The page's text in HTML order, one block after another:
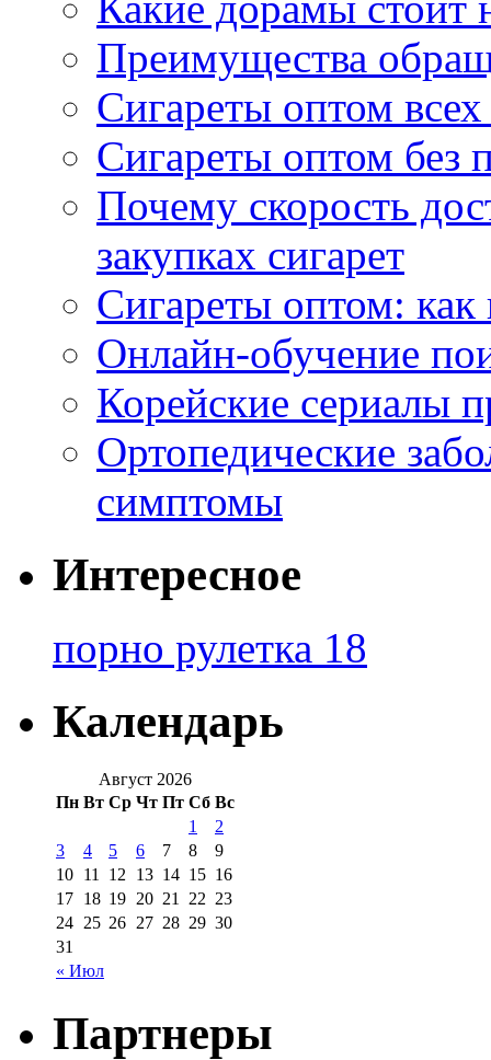
Преимущества
Сигареты оптом
Сигареты оптом без
Почему скорость
закупках сигарет
Сигареты оптом:
Онлайн-обучение
Корейские сериалы
Ортопедические
симптомы
Интересное
порно рулетка 18
Календарь
Август 2026
Пн Вт Ср Чт Пт Сб Вс
« Июл
1
2
3
4 5 6 7 8
9
10 11 12 13 14 15 16
17 18 19 20 21 22 23
24 25 26 27 28 29 30
31
Партнеры